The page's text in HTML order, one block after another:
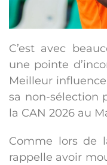
C’est avec
une pointe
Meilleur
sa non-sélection
la CAN 2026 au
Comme lors de
rappelle avoir